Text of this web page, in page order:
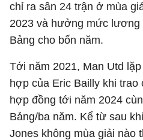
chỉ ra sân 24 trận ở mùa
2023 và hưởng mức lương
Bảng cho bốn năm.
Tới năm 2021, Man Utd
hợp của Eric Bailly khi trao
hợp đồng tới năm 2024
Bảng/ba năm. Kể từ sau
Jones không mùa giải nào